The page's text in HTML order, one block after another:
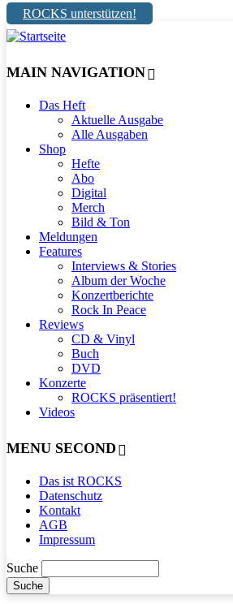
ROCKS unterstützen!
MAIN NAVIGATION
Das Heft
Aktuelle Ausgabe
Alle Ausgaben
Shop
Hefte
Abo
Digital
Merch
Bild & Ton
Meldungen
Features
Interviews & Stories
Album der Woche
Konzertberichte
Rock In Peace
Reviews
CD & Vinyl
Buch
DVD
Konzerte
ROCKS präsentiert!
Videos
MENU SECOND
Das ist ROCKS
Datenschutz
Kontakt
AGB
Impressum
Suche